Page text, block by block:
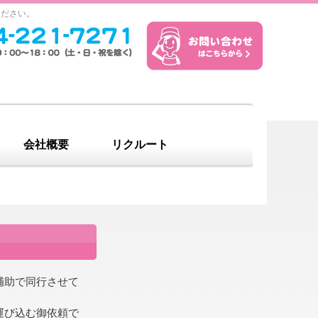
さい。
会社概要 リクルート
で同行させて
び込む御依頼で